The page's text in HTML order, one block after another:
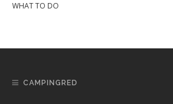
WHAT TO DO
CAMPINGRED